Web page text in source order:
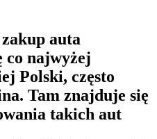
auta
co najwyżej
Polski, często
Tam znajduje się
takich aut